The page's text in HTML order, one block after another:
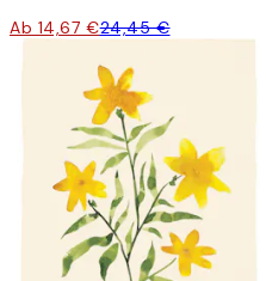
Ab 14,67 €24,45 €